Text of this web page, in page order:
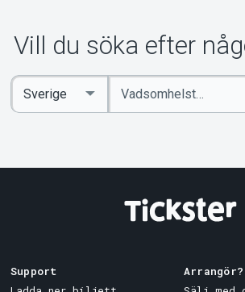
Vill du söka efter
Ange
sökord
Select
Country
Support
Arrangör?